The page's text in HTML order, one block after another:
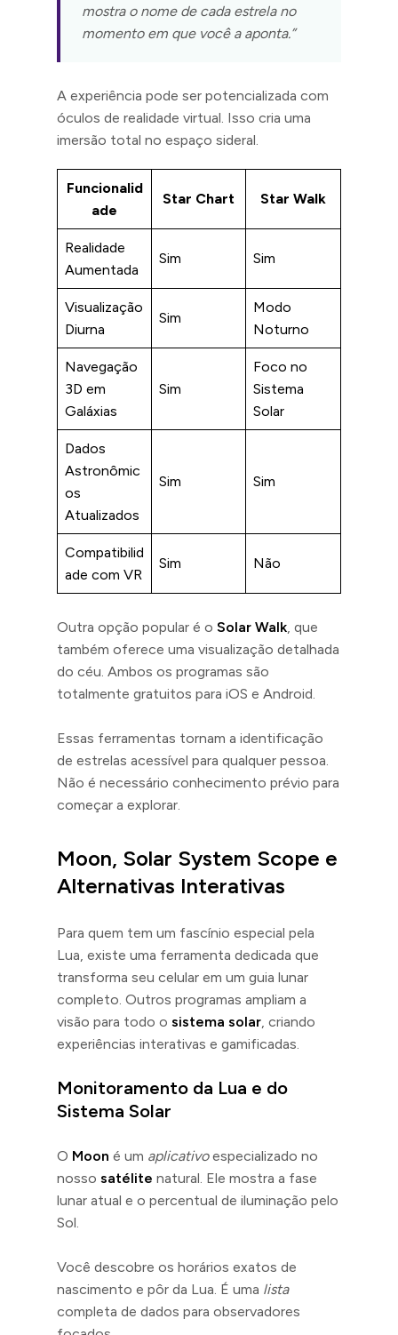
mostra o nome de cada estrela no
momento em que você a aponta.”
A experiência pode ser potencializada com
óculos de realidade virtual. Isso cria uma
imersão total no espaço sideral.
Funcionalid
ade
Star Chart Star Walk
Realidade
Aumentada
Sim Sim
Visualização
Diurna
Sim
Modo
Noturno
Navegação
3D em
Galáxias
Sim
Foco no
Sistema
Solar
Dados
Astronômic
os
Atualizados
Sim Sim
Compatibilid
ade com VR
Sim Não
Outra opção popular é o Solar Walk , que
também oferece uma visualização detalhada
do céu. Ambos os programas são
totalmente gratuitos para iOS e Android.
Essas ferramentas tornam a identificação
de estrelas acessível para qualquer pessoa.
Não é necessário conhecimento prévio para
começar a explorar.
Moon, Solar System Scope e
Alternativas Interativas
Para quem tem um fascínio especial pela
Lua, existe uma ferramenta dedicada que
transforma seu celular em um guia lunar
completo. Outros programas ampliam a
visão para todo o sistema solar , criando
experiências interativas e gamificadas.
Monitoramento da Lua e do
Sistema Solar
O Moon é um aplicativoespecializado no
nosso satélite natural. Ele mostra a fase
lunar atual e o percentual de iluminação pelo
Sol.
Você descobre os horários exatos de
nascimento e pôr da Lua. É uma lista
completa de dados para observadores